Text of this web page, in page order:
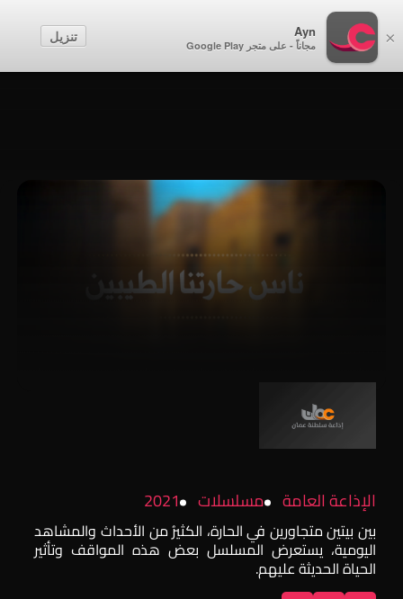
×
Ayn
مجاناً - على متجر Google Play
تنزيل
إنشاء حساب
الإذاعة العامة مسلسلات 2021
بين بيتين متجاورين في الحارة، الكثيرُ من الأحداث والمشاهد
اليومية، يستعرض المسلسل بعض هذه المواقف وتأثير
الحياة الحديثة عليهم.